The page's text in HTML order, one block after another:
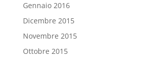
Gennaio 2016
Dicembre 2015
Novembre 2015
Ottobre 2015